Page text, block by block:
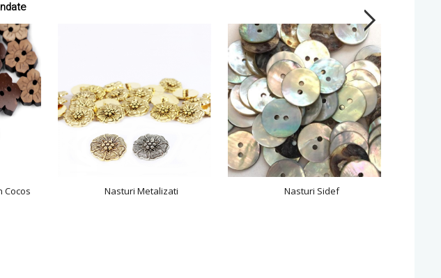
Cocos Nasturi Metalizati Nasturi Sidef